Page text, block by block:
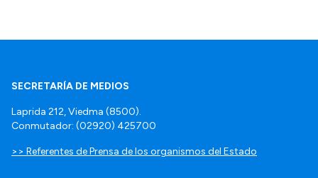
SECRETARÍA DE MEDIOS
Laprida 212, Viedma (8500).
Conmutador: (02920) 425700
>> Referentes de Prensa de los organismos del Estado